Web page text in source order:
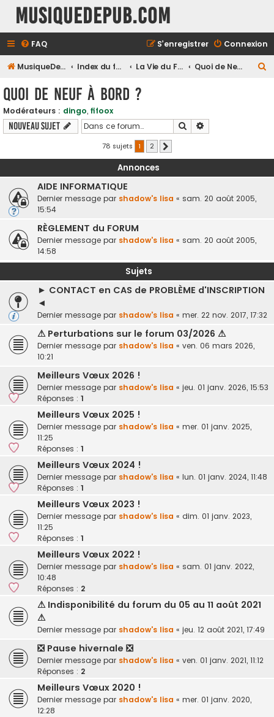
MusiqueDePub.com
FAQ Connexion
S’enregistrer
MusiqueDePub.com Index du forum La Vie du Forum Quoi de Neuf à Bord ?
c
h
Quoi de Neuf à Bord ?
Modérateurs : dingo, fifoox
Nouveau sujet Rechercher
78 sujets 1 2
Annonces
AIDE INFORMATIQUE
Dernier message par shadow's lisa « sam. 20 août 2005,
15:54
RÈGLEMENT du FORUM
Dernier message par shadow's lisa « sam. 20 août 2005,
14:58
Sujets
► CONTACT en CAS de PROBLÈME d'INSCRIPTION
◄
Dernier message par shadow's lisa « mer. 22 nov. 2017, 17:32
⚠ Perturbations sur le forum 03/2026 ⚠
Dernier message par shadow's lisa « ven. 06 mars 2026,
10:21
Meilleurs Vœux 2026 !
Dernier message par shadow's lisa « jeu. 01 janv. 2026, 15:53
Réponses : 1
Meilleurs Vœux 2025 !
Dernier message par shadow's lisa « mer. 01 janv. 2025,
11:25
Réponses : 1
Meilleurs Vœux 2024 !
Dernier message par shadow's lisa « lun. 01 janv. 2024, 11:48
Réponses : 1
Meilleurs Vœux 2023 !
Dernier message par shadow's lisa « dim. 01 janv. 2023,
11:25
Réponses : 1
Meilleurs Vœux 2022 !
Dernier message par shadow's lisa « sam. 01 janv. 2022,
10:48
Réponses : 2
⚠ Indisponibilité du forum du 05 au 11 août 2021
⚠
Dernier message par shadow's lisa « jeu. 12 août 2021, 17:49
❎ Pause hivernale ❎
Dernier message par shadow's lisa « ven. 01 janv. 2021, 11:12
Réponses : 2
Meilleurs Vœux 2020 !
Dernier message par shadow's lisa « mer. 01 janv. 2020,
12:28